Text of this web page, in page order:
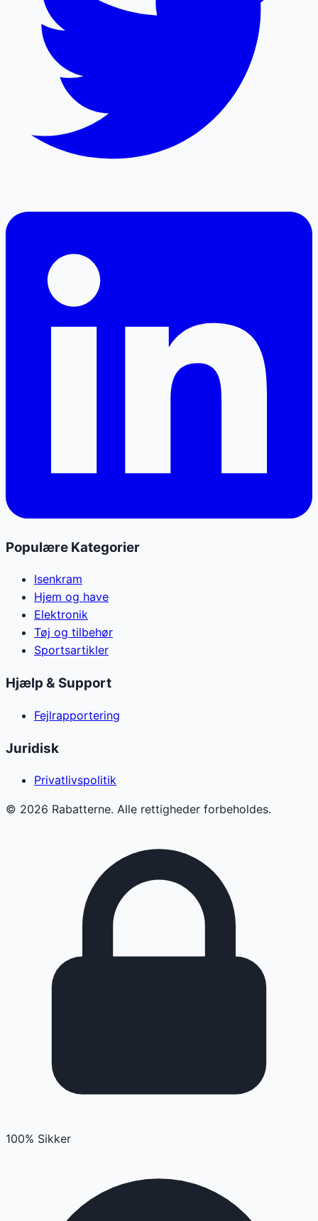
Populære Kategorier
Isenkram
Hjem og have
Elektronik
Tøj og tilbehør
Sportsartikler
Hjælp & Support
Fejlrapportering
Juridisk
Privatlivspolitik
© 2026 Rabatterne. Alle rettigheder forbeholdes.
100% Sikker